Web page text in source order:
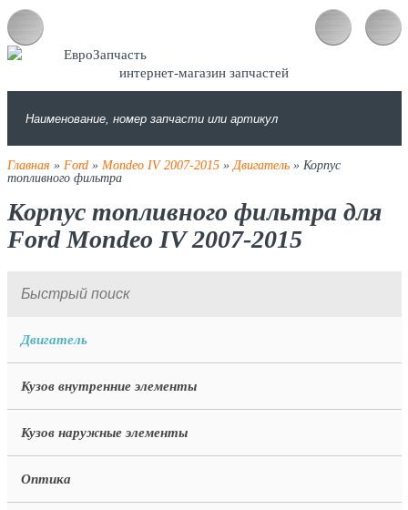
интернет-магазин запчастей
Главная » Ford» Mondeo IV 2007-2015»Двигатель» Корпус
топливного фильтра
Корпус топливного фильтра для
Ford Mondeo IV 2007-2015
Двигатель
Кузов внутренние элементы
Кузов наружные элементы
Оптика